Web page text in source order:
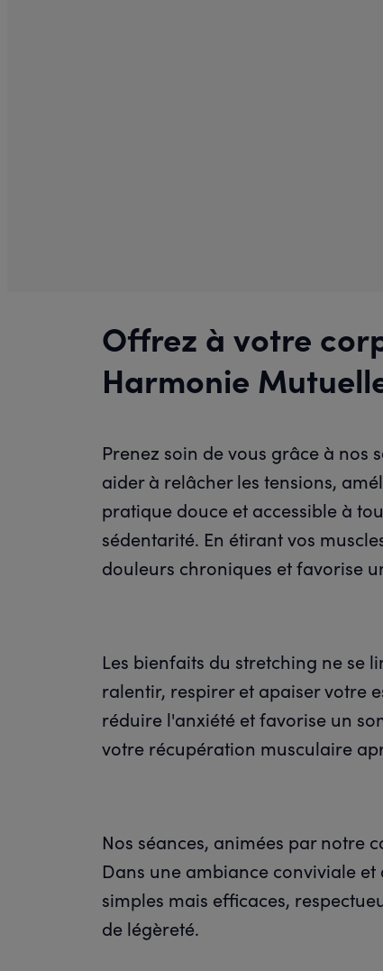
Offrez à votre
Harmonie
Prenez soin de vous grâce à nos
aider à relâcher les tensions,
pratique douce et accessible à
sédentarité. En étirant vos
douleurs chroniques et favorise
Les bienfaits du stretching ne se
ralentir, respirer et apaiser votre
réduire l'anxiété et favorise un
votre récupération musculaire
Nos séances, animées par notre
Dans une ambiance conviviale
simples mais efficaces,
de légèreté.